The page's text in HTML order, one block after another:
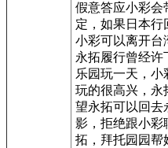
假意答应小彩会
定，如果日本行
小彩可以离开台
永拓履行曾经许
乐园玩一天，
玩的很高兴，永
望永拓可以回去
影，拒绝跟小彩
拓，拜托园园帮